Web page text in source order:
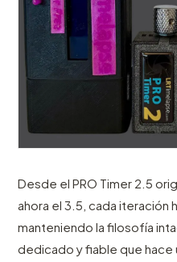
Desde el PRO Timer 2.5
ahora el 3.5, cada iteración
manteniendo la filosofía
dedicado y fiable que hace